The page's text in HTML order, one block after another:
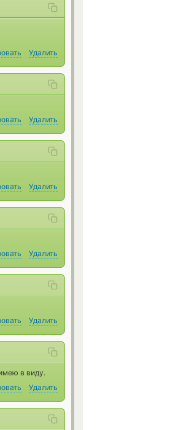
Удалить
Удалить
Удалить
Удалить
Удалить
в виду.
Удалить